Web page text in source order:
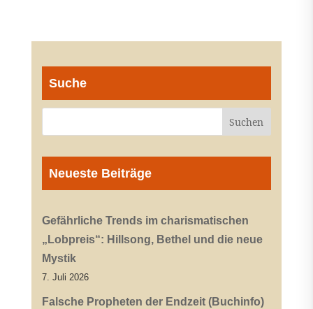
Suche
Neueste Beiträge
Gefährliche Trends im charismatischen
„Lobpreis“: Hillsong, Bethel und die neue
Mystik
7. Juli 2026
Falsche Propheten der Endzeit (Buchinfo)